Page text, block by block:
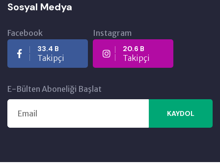
Sosyal Medya
Facebook
33.4 B
Takipçi
Instagram
20.6 B
Takipçi
E-Bülten Aboneliği Başlat
KAYDOL